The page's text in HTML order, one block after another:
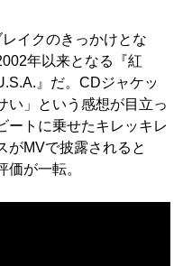
イクのきっかけとな
年以来となる『紅
』だ。CDジャケッ
い」という感想が目立っ
ートに乗せたキレッキレ
がMVで披露されると
価が一転。